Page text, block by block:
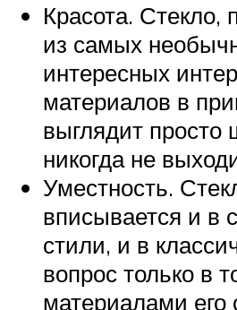
Красота. Стекло,
из самых
интересных
материалов в
выглядит просто
никогда не
Уместность.
вписывается и в
стили, и в
вопрос только в
материалами его